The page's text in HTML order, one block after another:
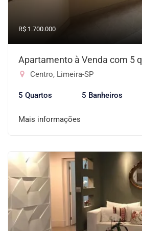
R$ 1.700.000
Apartamento à Venda com 5
Centro, Limeira-SP
5 Quartos 5 Banheiros
Mais informações